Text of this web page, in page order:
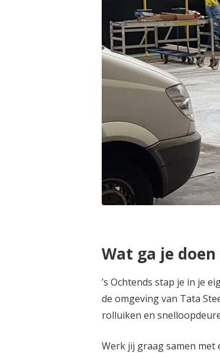
Wat ga je
’s Ochtends stap je in je
de omgeving van Tata
rolluiken en
Werk jij graag samen met